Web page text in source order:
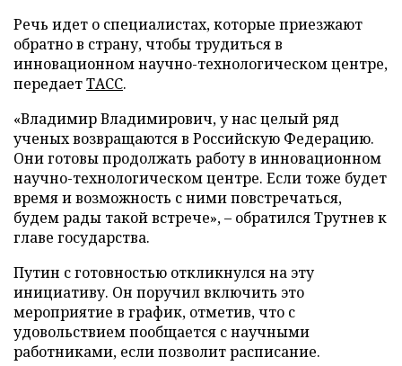
Речь идет о специалистах, которые приезжают
обратно в страну, чтобы трудиться в
инновационном научно-технологическом центре,
передаетТАСС.
«Владимир Владимирович, у нас целый ряд
ученых возвращаются в Российскую Федерацию.
Они готовы продолжать работу в инновационном
научно-технологическом центре. Если тоже будет
время и возможность с ними повстречаться,
будем рады такой встрече», – обратился Трутнев к
главе государства.
Путин с готовностью откликнулся на эту
инициативу. Он поручил включить это
мероприятие в график, отметив, что с
удовольствием пообщается с научными
работниками, если позволит расписание.